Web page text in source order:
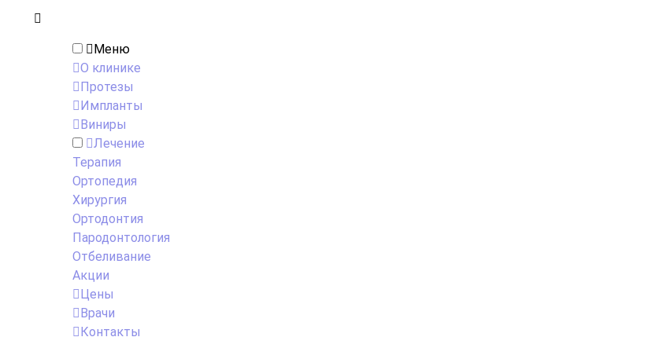
Меню
О клинике
Протезы
Импланты
Виниры
Лечение
Терапия
Ортопедия
Хирургия
Ортодонтия
Пародонтология
Отбеливание
Акции
Цены
Врачи
Контакты